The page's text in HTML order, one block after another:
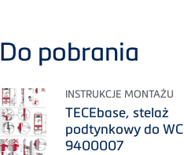
Do pobrania
INSTRUKCJE MONTAŻU
TECEbase, stelaż
podtynkowy do WC
9400007